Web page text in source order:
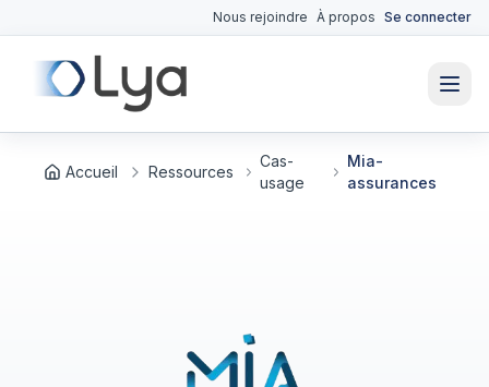
Nous rejoindre À propos Se connecter
Accueil Ressources
Cas-
usage
Mia-
assurances